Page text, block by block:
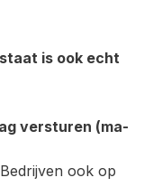
is ook echt
versturen (ma-
Bedrijven ook op